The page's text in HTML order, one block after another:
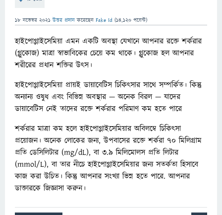
18 নভেম্বর 2021 উত্তর প্রদান করেছেন Fake Id (14,120 পয়েন্ট)
হাইপোগ্লাইসেমিয়া এমন একটি অবস্থা যেখানে আপনার রক্তে শর্করার
(গ্লুকোজ) মাত্রা স্বাভাবিকের চেয়ে কম থাকে। গ্লুকোজ হল আপনার
শরীরের প্রধান শক্তির উৎস।
হাইপোগ্লাইসেমিয়া প্রায়ই ডায়াবেটিস চিকিত্সার সাথে সম্পর্কিত। কিন্তু
অন্যান্য ওষুধ এবং বিভিন্ন অবস্থার — অনেক বিরল — যাদের
ডায়াবেটিস নেই তাদের রক্তে শর্করার পরিমাণ কম হতে পারে
শর্করার মাত্রা কম হলে হাইপোগ্লাইসেমিয়ার অবিলম্বে চিকিৎসা
প্রয়োজন। অনেক লোকের জন্য, উপবাসের রক্তে শর্করা 70 মিলিগ্রাম
প্রতি ডেসিলিটার (mg/dL), বা 3.9 মিলিমোলস প্রতি লিটার
(mmol/L), বা তার নীচে হাইপোগ্লাইসেমিয়ার জন্য সতর্কতা হিসাবে
কাজ করা উচিত। কিন্তু আপনার সংখ্যা ভিন্ন হতে পারে. আপনার
ডাক্তারকে জিজ্ঞাসা করুন।